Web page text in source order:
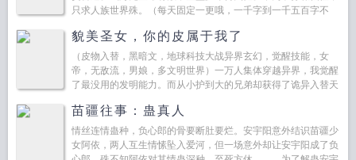
只求人族世界殊。（每天固定一更哦，一千字到一千五百字不
貌美圣女，你的皮属于我了
（皮物入替，黑暗文，地球科技大战异界玄幻，觉醒技能，女
帝，无敌流，男娘，多文明世界）一万人集体穿越异界，我觉醒
了最没用的发明能力。而从小护到大的兄弟却获得了诡异入替天
我才惊...
苗疆往事：蛊真人
情丝连情蛊种，负心郎的骨要断肚要烂。安宇阳意外结识苗疆少
女阿依，两人互生情愫坠入爱河，但一场意外却让安宇阳成了负